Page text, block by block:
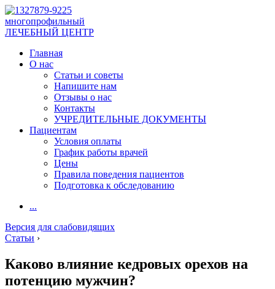
многопрофильный
ЛЕЧЕБНЫЙ ЦЕНТР
Главная
О нас
Статьи и советы
Напишите нам
Отзывы о нас
Контакты
УЧРЕДИТЕЛЬНЫЕ ДОКУМЕНТЫ
Пациентам
Условия оплаты
График работы врачей
Цены
Правила поведения пациентов
Подготовка к обследованию
...
Версия для слабовидящих
Статьи ›
Каково влияние кедровых орехов на
потенцию мужчин?